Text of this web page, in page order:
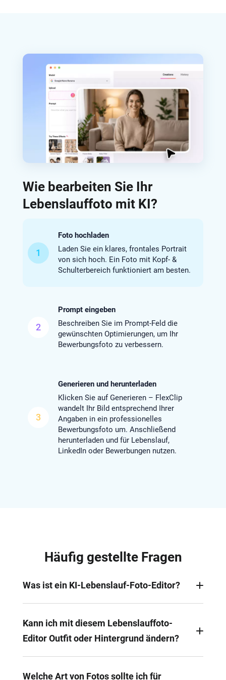
Wie bearbeiten Sie Ihr
Lebenslauffoto mit KI?
1
Foto hochladen
Laden Sie ein klares, frontales Portrait
von sich hoch. Ein Foto mit Kopf- &
Schulterbereich funktioniert am besten.
2
Prompt eingeben
Beschreiben Sie im Prompt-Feld die
gewünschten Optimierungen, um Ihr
Bewerbungsfoto zu verbessern.
3
Generieren und herunterladen
Klicken Sie auf Generieren – FlexClip
wandelt Ihr Bild entsprechend Ihrer
Angaben in ein professionelles
Bewerbungsfoto um. Anschließend
herunterladen und für Lebenslauf,
LinkedIn oder Bewerbungen nutzen.
Häufig gestellte Fragen
Was ist ein KI-Lebenslauf-Foto-Editor?
Intelligenz, um professionelle Bewerbungsfotos für
Lebenslauf, CV oder LinkedIn zu erstellen oder zu
seriöses, jobbereites Bild entsteht.
Kann ich mit diesem Lebenslauffoto-
Editor Outfit oder Hintergrund ändern?
können Sie Ihr Outfit in ein formelles Business-
Welche Art von Fotos sollte ich für